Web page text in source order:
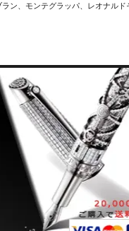
ン、モンテグラッパ、レオナル